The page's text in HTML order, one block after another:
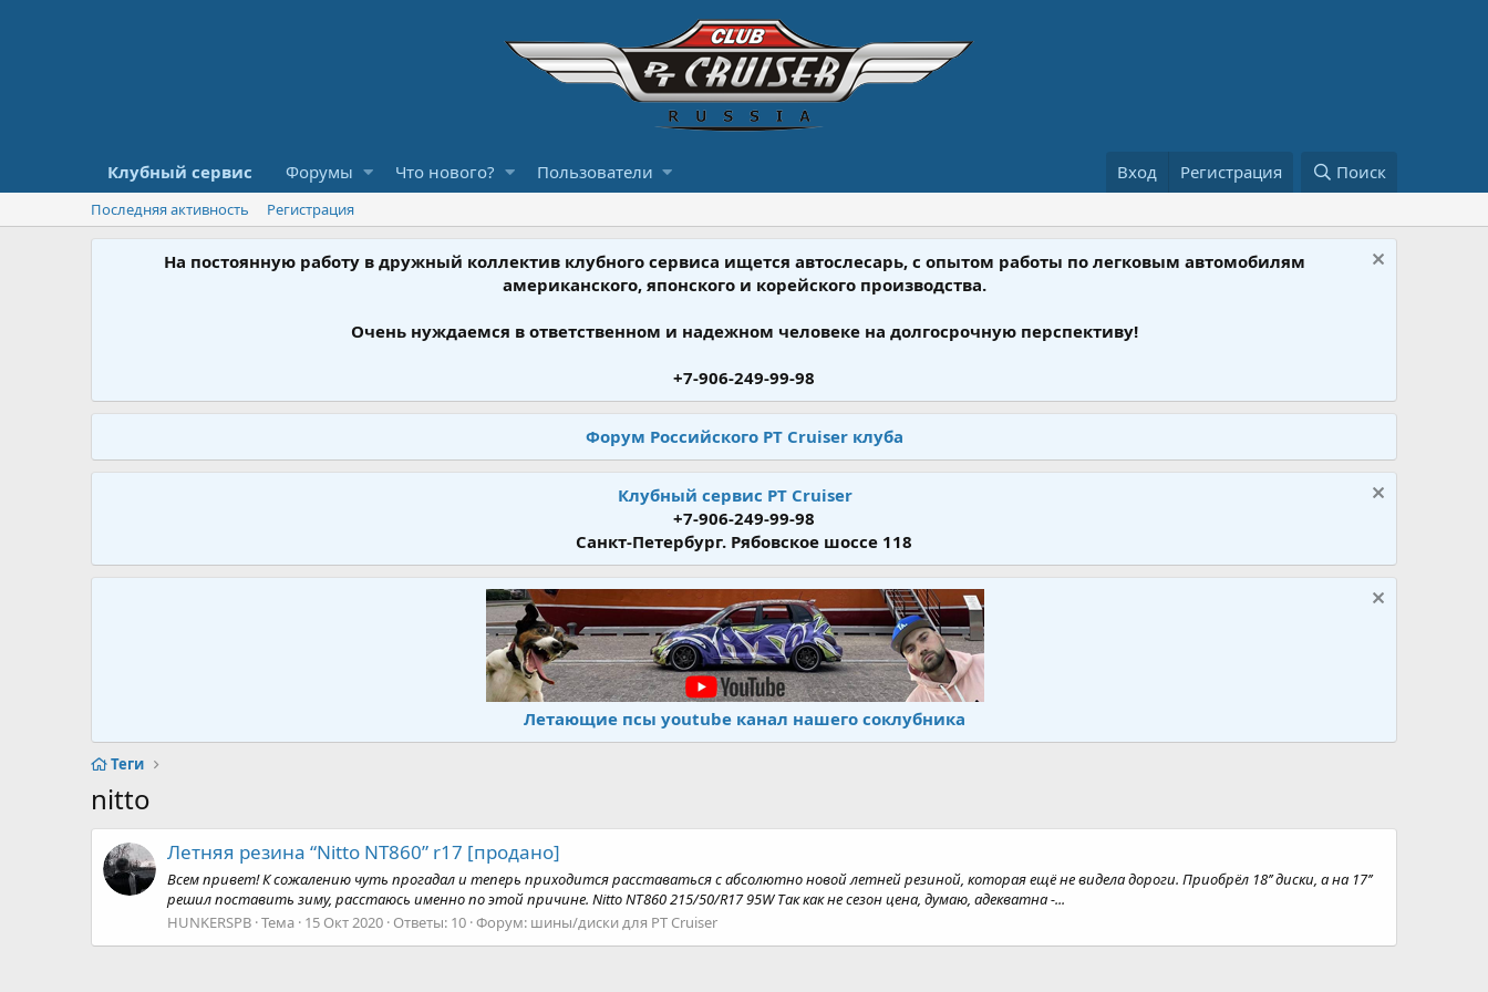
Клубный сервис Форумы Что нового? Пользователи Вход Регистрация Поиск
Последняя активность Регистрация
На постоянную работу в дружный коллектив клубного сервиса ищется автослесарь, с опытом работы по легковым автомобилям
американского, японского и корейского производства.
Очень нуждаемся в ответственном и надежном человеке на долгосрочную перспективу!
+7-906-249-99-98
Форум Российского PT Cruiser клуба
Клубный сервис PT Cruiser
+7-906-249-99-98
Санкт-Петербург. Рябовское шоссе 118
Летающие псы youtube канал нашего соклубника
Теги
nitto
Летняя резина “Nitto NT860” r17 [продано]
Всем привет! К сожалению чуть прогадал и теперь приходится расставаться с абсолютно новой летней резиной, которая ещё не видела дороги. Приобрёл 18’’ диски, а на 17’’
решил поставить зиму, расстаюсь именно по этой причине. Nitto NT860 215/50/R17 95W Так как не сезон цена, думаю, адекватна -...
HUNKERSPB Тема 15 Окт 2020 Ответы: 10 Форум: шины/диски для PT Cruiser